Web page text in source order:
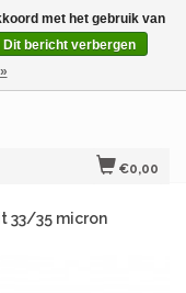
€0,00
33/35 micron
met het gebruik van
Dit bericht verbergen